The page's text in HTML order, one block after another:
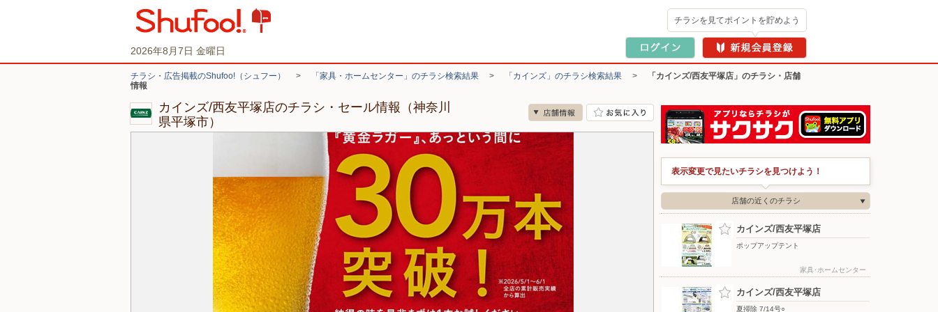
2026年8月7日 金曜日
チラシを見てポイントを貯めよう
チラシ・広告掲載のShufoo!（シュフー） > 「家具・ホームセンター」のチラシ検索結果 > 「カインズ」のチラシ検索結果 >
「カインズ/西友平塚店」のチラシ・店舗
情報
カインズ/西友平塚店のチラシ・セール情報（神奈川
県平塚市）
表示変更で見たいチラシを見つけよう！
店舗の近くのチラシ
カインズ/西友平塚店
ポップアップテント
家具･ホームセンター
カインズ/西友平塚店
夏掃除 7/14号○